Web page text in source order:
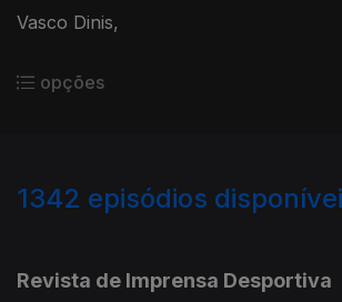
Vasco Dinis,
opções
1342 episódios
Revista de Imprensa Desportiva